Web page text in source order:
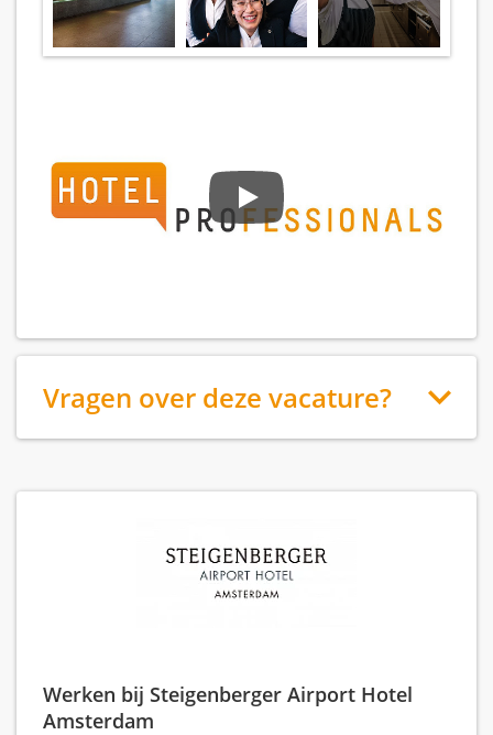
Vragen over deze vacature?
Werken bij Steigenberger Airport Hotel
Amsterdam